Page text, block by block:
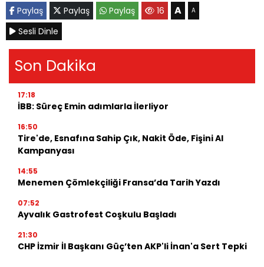
Paylaş Paylaş Paylaş 16 A A
Sesli Dinle
Son Dakika
17:18
İBB: Süreç Emin adımlarla İlerliyor
16:50
Tire'de, Esnafına Sahip Çık, Nakit Öde, Fişini Al
Kampanyası
14:55
Menemen Çömlekçiliği Fransa’da Tarih Yazdı
07:52
Ayvalık Gastrofest Coşkulu Başladı
21:30
CHP İzmir İl Başkanı Güç’ten AKP'li İnan'a Sert Tepki